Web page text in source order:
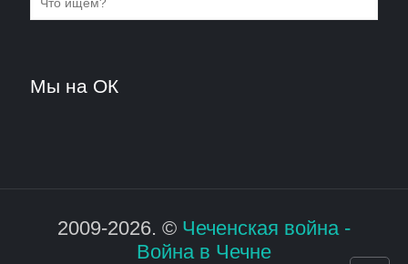
Мы на ОК
2009-2026. © Чеченская война -
Война в Чечне